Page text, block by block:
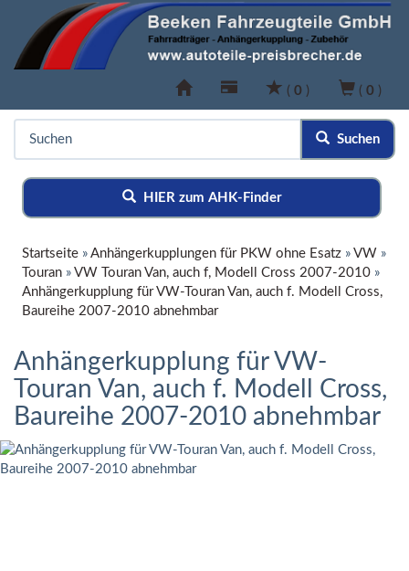
( 0 ) ( 0 )
Suchen
HIER zum AHK-Finder
Startseite » Anhängerkupplungen für PKW ohne Esatz » VW »
Touran » VW Touran Van, auch f, Modell Cross 2007-2010 »
Anhängerkupplung für VW-Touran Van, auch f. Modell Cross,
Baureihe 2007-2010 abnehmbar
Anhängerkupplung für VW-
Touran Van, auch f. Modell Cross,
Baureihe 2007-2010 abnehmbar